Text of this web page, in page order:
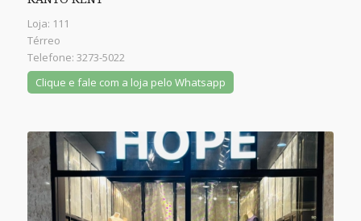
Loja: 111
Térreo
Telefone: 3273-5022
Clique e fale com a loja pelo Whatsapp